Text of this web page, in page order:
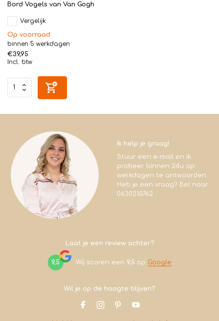
Bord Vogels van Van Gogh
Vergelijk
Op voorraad
binnen 5 werkdagen
€39,95
Incl. btw
Ik help je graag!
Stuur een e-mail en ik
probeer binnen 24u op
werkdagen te antwoorden.
Heb je een vraag? Bel naar
0630210762
Laat je een review achter?
9,5 Wij scoren een 9,5 op Google
Wil je op de hoogte blijven?